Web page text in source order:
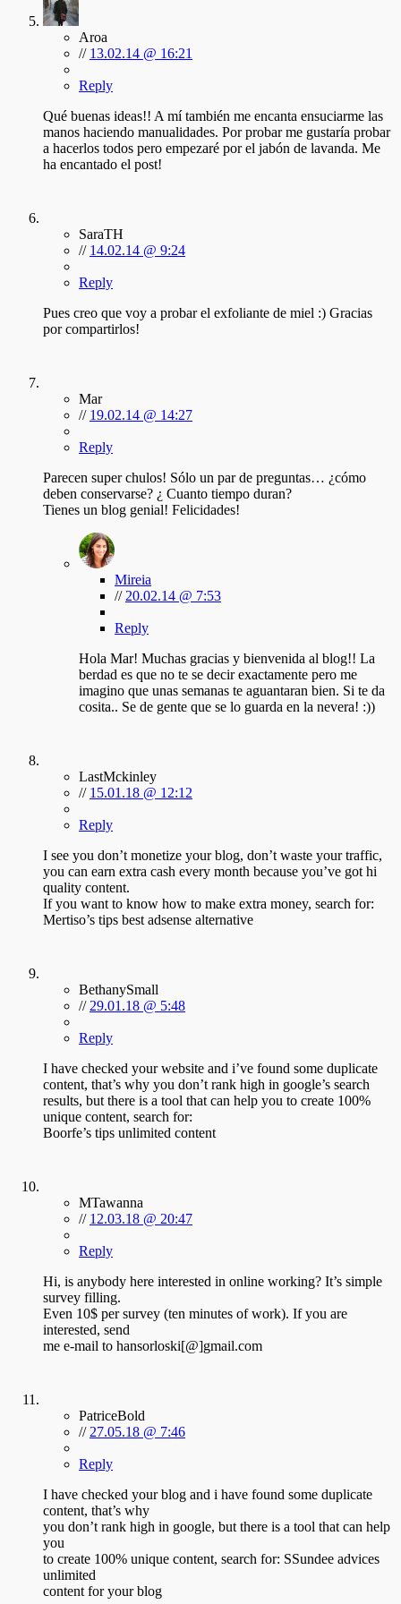
Aroa
// 13.02.14 @ 16:21
Reply
Qué buenas ideas!! A mí también me encanta ensuciarme las
manos haciendo manualidades. Por probar me gustaría probar
a hacerlos todos pero empezaré por el jabón de lavanda. Me
ha encantado el post!
SaraTH
// 14.02.14 @ 9:24
Reply
Pues creo que voy a probar el exfoliante de miel :) Gracias
por compartirlos!
Mar
// 19.02.14 @ 14:27
Reply
Parecen super chulos! Sólo un par de preguntas… ¿cómo
deben conservarse? ¿ Cuanto tiempo duran?
Tienes un blog genial! Felicidades!
Mireia
// 20.02.14 @ 7:53
Reply
Hola Mar! Muchas gracias y bienvenida al blog!! La
berdad es que no te se decir exactamente pero me
imagino que unas semanas te aguantaran bien. Si te da
cosita.. Se de gente que se lo guarda en la nevera! :))
LastMckinley
// 15.01.18 @ 12:12
Reply
I see you don’t monetize your blog, don’t waste your traffic,
you can earn extra cash every month because you’ve got hi
quality content.
If you want to know how to make extra money, search for:
Mertiso’s tips best adsense alternative
BethanySmall
// 29.01.18 @ 5:48
Reply
I have checked your website and i’ve found some duplicate
content, that’s why you don’t rank high in google’s search
results, but there is a tool that can help you to create 100%
unique content, search for:
Boorfe’s tips unlimited content
MTawanna
// 12.03.18 @ 20:47
Reply
Hi, is anybody here interested in online working? It’s simple
survey filling.
Even 10$ per survey (ten minutes of work). If you are
interested, send
me e-mail to hansorloski[@]gmail.com
PatriceBold
// 27.05.18 @ 7:46
Reply
I have checked your blog and i have found some duplicate
content, that’s why
you don’t rank high in google, but there is a tool that can help
you
to create 100% unique content, search for: SSundee advices
unlimited
content for your blog